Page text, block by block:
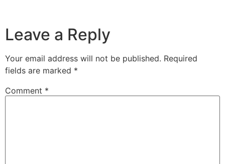
Leave a Reply
Your email address will not be published. Required
fields are marked *
Comment *